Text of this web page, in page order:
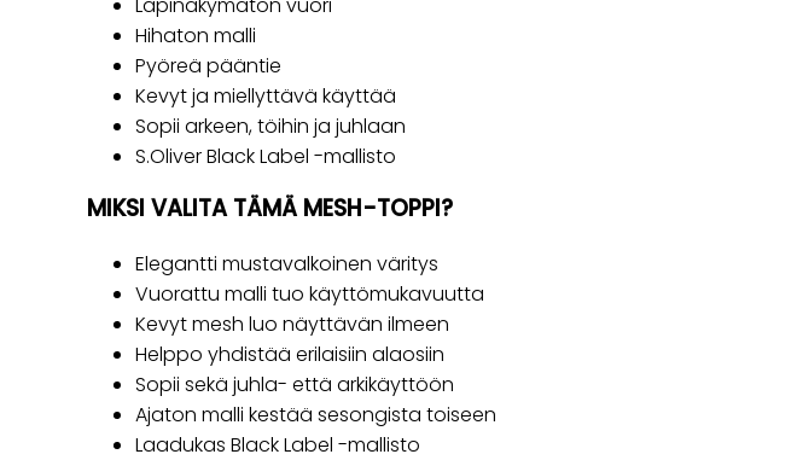
Hihaton malli
Pyöreä pääntie
Kevyt ja miellyttävä käyttää
Sopii arkeen, töihin ja juhlaan
S.Oliver Black Label -mallisto
MIKSI VALITA TÄMÄ MESH-TOPPI?
Elegantti mustavalkoinen väritys
Vuorattu malli tuo käyttömukavuutta
Kevyt mesh luo näyttävän ilmeen
Helppo yhdistää erilaisiin alaosiin
Sopii sekä juhla- että arkikäyttöön
Ajaton malli kestää sesongista toiseen
Laadukas Black Label -mallisto